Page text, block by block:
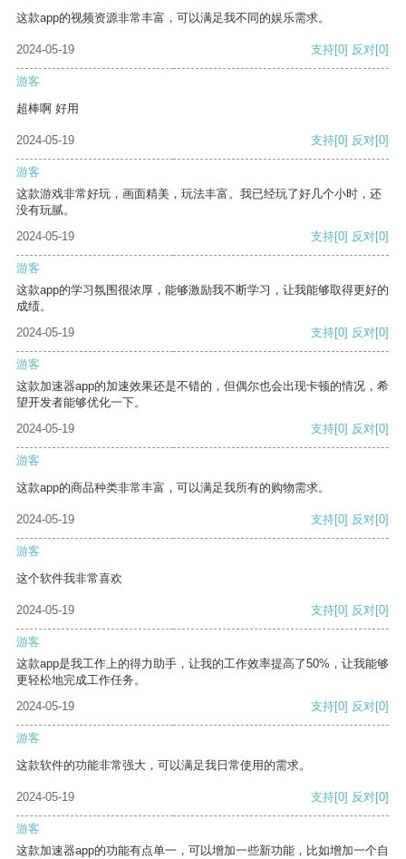
这款app的视频资源非常丰富，可以满足我不同的娱乐需求。
2024-05-19 支持[0] 反对[0]
游客
超棒啊 好用
2024-05-19 支持[0] 反对[0]
游客
这款游戏非常好玩，画面精美，玩法丰富。我已经玩了好几个小时，还
没有玩腻。
2024-05-19
支持[0] 反对[0]
游客
这款app的学习氛围很浓厚，能够激励我不断学习，让我能够取得更好的
成绩。
2024-05-19
支持[0] 反对[0]
游客
这款加速器app的加速效果还是不错的，但偶尔也会出现卡顿的情况，希
望开发者能够优化一下。
2024-05-19
支持[0] 反对[0]
游客
这款app的商品种类非常丰富，可以满足我所有的购物需求。
2024-05-19 支持[0] 反对[0]
游客
这个软件我非常喜欢
2024-05-19 支持[0] 反对[0]
游客
这款app是我工作上的得力助手，让我的工作效率提高了50%，让我能够
更轻松地完成工作任务。
2024-05-19
支持[0] 反对[0]
游客
这款软件的功能非常强大，可以满足我日常使用的需求。
2024-05-19 支持[0] 反对[0]
游客
这款加速器app的功能有点单一，可以增加一些新功能，比如增加一个自